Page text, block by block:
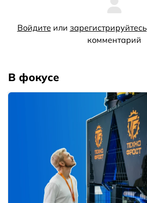
Войдите или зарегистрируйтесь
комментарий
В фокусе